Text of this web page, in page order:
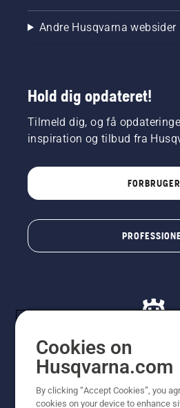
Andre Husqvarna websider
Hold dig opdateret!
Tilmeld dig, og få
inspiration og tilbud fra
FORBRUGER
viste priser er vejledende
Cookies on
Husqvarna.com
By clicking “Accept Cookies”, you
cookies on your device to enhance